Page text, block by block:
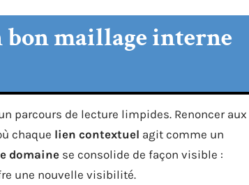
bon maillage interne
parcours de lecture limpides. Renoncer aux
chaque lien contextuel agit comme un
domaine se consolide de façon visible :
une nouvelle visibilité.